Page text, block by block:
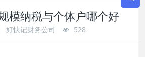
模纳税与个体户哪个好
好快记财务公司 528